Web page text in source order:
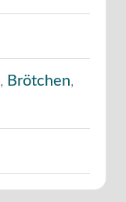
, Brötchen,